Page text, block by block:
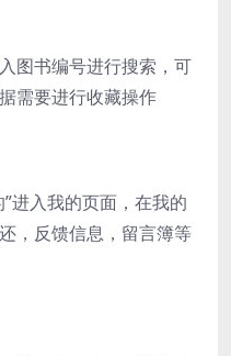
图书编号进行搜索，可
需要进行收藏操作
进入我的页面，在我的
，反馈信息，留言簿等